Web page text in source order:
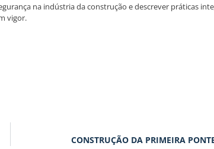
na indústria da construção e descrever práticas
vigor.
CONSTRUÇÃO DA PRIMEIRA